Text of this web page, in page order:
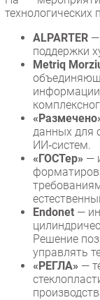
IT класс
Тестовый
Каталог
технологических
ALPARTER
поддержки
Metriq
информации
данных для
ИИ‑систем.
«ГОСТер» —
Endonet —
Решение
управлять
«РЕГЛА» —